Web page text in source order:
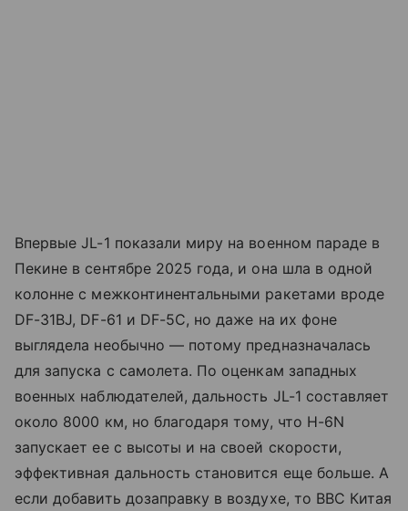
Впервые JL-1 показали миру на военном параде в
Пекине в сентябре 2025 года, и она шла в одной
колонне с межконтинентальными ракетами вроде
DF-31BJ, DF-61 и DF-5C, но даже на их фоне
выглядела необычно — потому предназначалась
для запуска с самолета. По оценкам западных
военных наблюдателей, дальность JL-1 составляет
около 8000 км, но благодаря тому, что H-6N
запускает ее с высоты и на своей скорости,
эффективная дальность становится еще больше. А
если добавить дозаправку в воздухе, то ВВС Китая